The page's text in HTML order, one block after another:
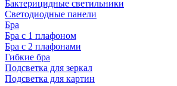
Бактерицидные светильники
Светодиодные панели
Бра
Бра с 1 плафоном
Бра с 2 плафонами
Гибкие бра
Подсветка для зеркал
Подсветка для картин